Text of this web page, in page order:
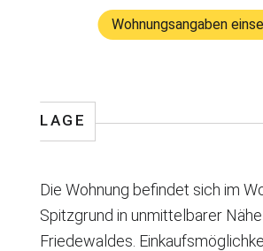
Wohnungsangaben
LAGE
Die Wohnung befindet sich im
Spitzgrund in unmittelbarer
Friedewaldes.